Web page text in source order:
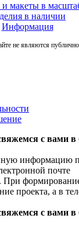
макеты в
в наличии
Информация
не являются
с вами
информацию
почте
При
проекта, а в
с вами